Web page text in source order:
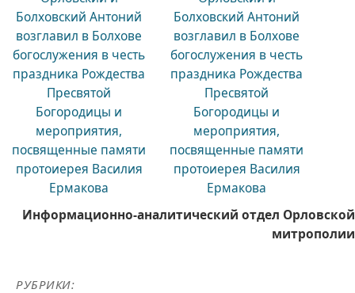
Информационно-аналитический отдел Орловской
митрополии
РУБРИКИ: